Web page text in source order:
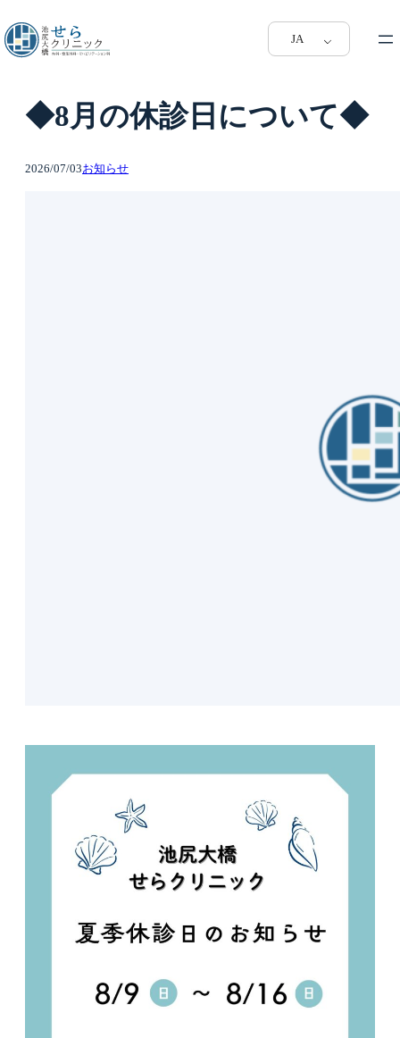
JA
◆8月の休診日について◆
2026/07/03お知らせ